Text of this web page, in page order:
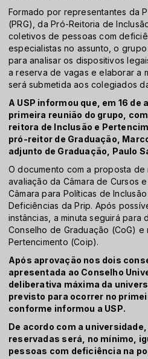
Formado por representantes da
(PRG), da Pró-Reitoria de
coletivos de pessoas com
especialistas no assunto, o
para analisar os dispositivos
a reserva de vagas e elaborar a
será submetida aos colegiados
A USP informou que, em 16 de
primeira reunião do grupo,
reitora de Inclusão e
pró-reitor de Graduação,
adjunto de Graduação, Paulo
O documento com a proposta
avaliação da Câmara de Cursos
Câmara para Políticas de
Deficiências da Prip. Após
instâncias, a minuta seguirá para
Conselho de Graduação (CoG)
Pertencimento (Coip).
Após aprovação nos dois
apresentada ao Conselho
deliberativa máxima da
previsto para ocorrer no
conforme informou a USP.
De acordo com a
reservadas será, no mínimo,
pessoas com deficiência na